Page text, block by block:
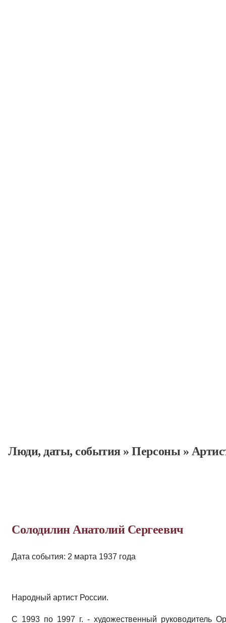
Люди, даты, cобытия»Персоны »
Солодилин Анатолий Сергеевич
Дата события: 2 марта 1937 года
Народный артист России.
С 1993 по 1997 г. - художественный руководитель